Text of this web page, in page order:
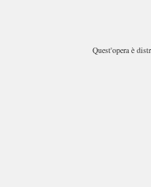
Quest'opera è